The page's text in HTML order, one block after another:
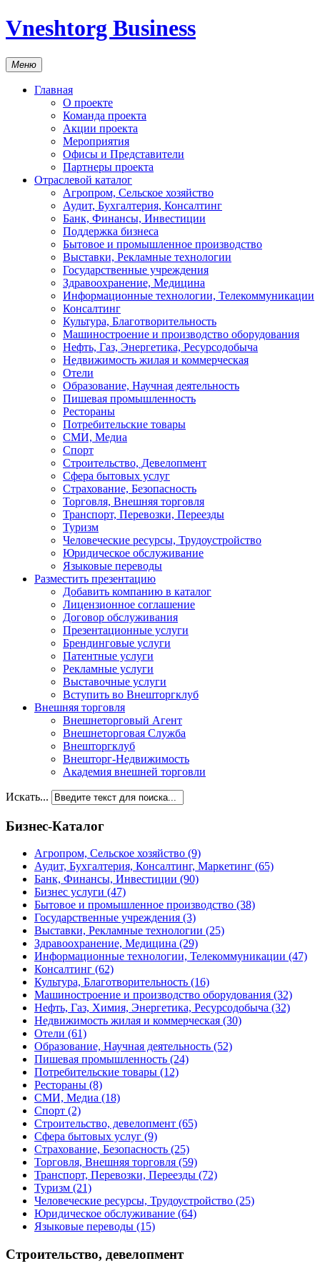
Vneshtorg Business
Меню
Главная
О проекте
Команда проекта
Акции проекта
Мероприятия
Офисы и Представители
Партнеры проекта
Отраслевой каталог
Агропром, Сельское хозяйство
Аудит, Бухгалтерия, Консалтинг
Банк, Финансы, Инвестиции
Поддержка бизнеса
Бытовое и промышленное производство
Выставки, Рекламные технологии
Государственные учреждения
Здравоохранение, Медицина
Информационные технологии, Телекоммуникации
Консалтинг
Культура, Благотворительность
Машиностроение и производство оборудования
Нефть, Газ, Энергетика, Ресурсодобыча
Недвижимость жилая и коммерческая
Отели
Образование, Научная деятельность
Пишевая промышленность
Рестораны
Потребительские товары
СМИ, Медиа
Спорт
Строительство, Девелопмент
Сфера бытовых услуг
Страхование, Безопасность
Торговля, Внешняя торговля
Транспорт, Перевозки, Переезды
Туризм
Человеческие ресурсы, Трудоустройство
Юридическое обслуживание
Языковые переводы
Разместить презентацию
Добавить компанию в каталог
Лицензионное соглашение
Договор обслуживания
Презентационные услуги
Брендинговые услуги
Патентные услуги
Рекламные услуги
Выставочные услуги
Вступить во Внешторгклуб
Внешняя торговля
Внешнеторговый Агент
Внешнеторговая Служба
Внешторгклуб
Внешторг-Недвижимость
Академия внешней торговли
Искать...
Бизнес-Каталог
Агропром, Сельское хозяйство (9)
Аудит, Бухгалтерия, Консалтинг, Маркетинг (65)
Банк, Финансы, Инвестиции (90)
Бизнес услуги (47)
Бытовое и промышленное производство (38)
Государственные учреждения (3)
Выставки, Рекламные технологии (25)
Здравоохранение, Медицина (29)
Информационные технологии, Телекоммуникации (47)
Консалтинг (62)
Культура, Благотворительность (16)
Машиностроение и производство оборудования (32)
Нефть, Газ, Химия, Энергетика, Ресурсодобыча (32)
Недвижимость жилая и коммерческая (30)
Отели (61)
Образование, Научная деятельность (52)
Пишевая промышленность (24)
Потребительские товары (12)
Рестораны (8)
СМИ, Медиа (18)
Спорт (2)
Строительство, девелопмент (65)
Сфера бытовых услуг (9)
Страхование, Безопасность (25)
Торговля, Внешняя торговля (59)
Транспорт, Перевозки, Переезды (72)
Туризм (21)
Человеческие ресурсы, Трудоустройство (25)
Юридическое обслуживание (64)
Языковые переводы (15)
Строительство, девелопмент